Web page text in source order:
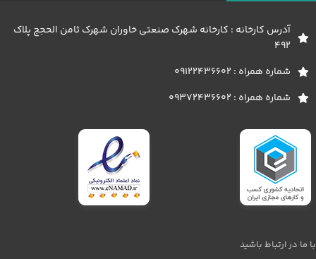
آدرس کارخانه : کارخانه شهرک صنعتی خاوران شهرک ثامن الحجج پلاک
492
شماره همراه : 09122436602
شماره همراه : 09372436602
با ما در ارتباط باشید